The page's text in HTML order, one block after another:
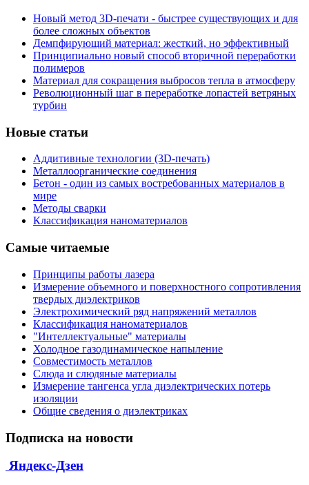
Новый метод 3D-печати - быстрее существующих и для
более сложных объектов
Демпфирующий материал: жесткий, но эффективный
Принципиально новый способ вторичной переработки
полимеров
Материал для сокращения выбросов тепла в атмосферу
Революционный шаг в переработке лопастей ветряных
турбин
Новые статьи
Аддитивные технологии (3D-печать)
Металлоорганические соединения
Бетон - один из самых востребованных материалов в
мире
Методы сварки
Классификация наноматериалов
Самые читаемые
Принципы работы лазера
Измерение объемного и поверхностного сопротивления
твердых диэлектриков
Электрохимический ряд напряжений металлов
Классификация наноматериалов
"Интеллектуальные" материалы
Холодное газодинамическое напыление
Совместимость металлов
Слюда и слюдяные материалы
Измерение тангенса угла диэлектрических потерь
изоляции
Общие сведения о диэлектриках
Подписка на новости
Яндекс-Дзен